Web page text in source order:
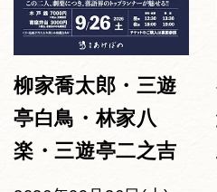
柳家喬太郎・三遊
亭白鳥・林家八
楽・三遊亭二之吉